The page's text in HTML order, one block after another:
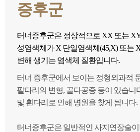
증후군
터너증후군은 정상적으로 XX 또는
성염색체가 X 단일염색체(45,X) 또는
변해 생기는 염색체 질환입니다.
터너 증후군에서 보이는 정형외과적
팔다리의 변형, 골다공증 등이 있습니
및 휜다리로 인해 병원을 찾게 됩니다.
터너증후군은 일반적인 사지연장술